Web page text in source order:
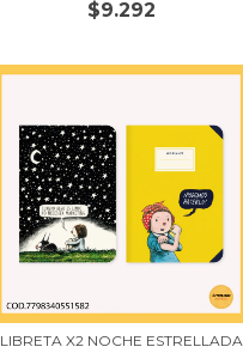
$9.292
LIBRETA X2 NOCHE ESTRELLADA